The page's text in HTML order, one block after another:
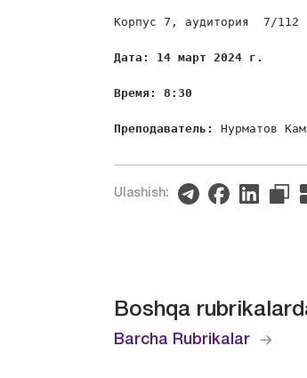
Корпус 7, аудитория  7/112
Дата: 14 март 2024 г.
Время: 8:30
Преподаватель: Нурматов
Ulashish:
Boshqa
Barcha Rubrikalar